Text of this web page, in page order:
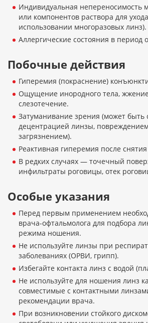
Индивидуальная непереносимость
или компонентов раствора для
использовании многоразовых линз).
Аллергические состояния в период
Побочные действия
Гиперемия (покраснение)
Ощущение инородного тела,
слезотечение.
Затуманивание зрения (может быть
децентрацией линзы,
загрязнением).
Реактивная гиперемия после
В редких случаях — точечный
инфильтраты роговицы, отек
Особые указания
Перед первым применением
врача-офтальмолога для подбора
режима ношения.
Не используйте линзы при
заболеваниях (ОРВИ, грипп).
Избегайте контакта линз с водой
Не используйте для ношения линз
совместимые с контактными
рекомендации врача.
При возникновении стойкого